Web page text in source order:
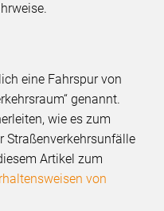
eine Fahrspur von
genannt.
wie es zum
Straßenverkehrsunfälle
Artikel zum
von